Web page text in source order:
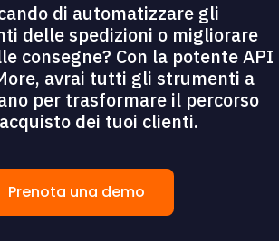
di automatizzare gli
delle spedizioni o migliorare
consegne? Con la potente API
avrai tutti gli strumenti a
per trasformare il percorso
dei tuoi clienti.
Prenota una demo